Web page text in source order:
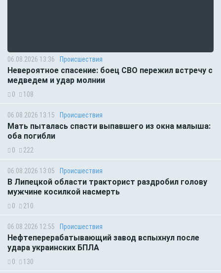
06.08.2026 13:36 Происшествия
Невероятное спасение: боец СВО пережил встречу с
медведем и удар молнии
0 108
06.08.2026 13:15 Происшествия
Мать пыталась спасти выпавшего из окна малыша:
оба погибли
0 222
06.08.2026 13:05 Происшествия
В Липецкой области тракторист раздробил голову
мужчине косилкой насмерть
0 210
06.08.2026 12:55 Происшествия
Нефтеперерабатывающий завод вспыхнул после
удара украинских БПЛА
0 130